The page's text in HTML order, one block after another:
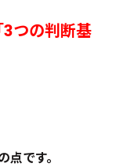
3つの判断基
です。